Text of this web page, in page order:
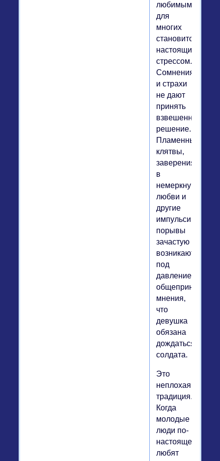
любимым
для
многих
становится
настоящим
стрессом.
Сомнения
и страхи
не дают
принять
взвешенное
решение.
Пламенные
клятвы,
заверения
в
немеркнущей
любви и
другие
импульсивные
порывы
зачастую
возникают
под
давлением
общепринятого
мнения,
что
девушка
обязана
дождаться
солдата.
Это
неплохая
традиция.
Когда
молодые
люди по-
настоящему
любят